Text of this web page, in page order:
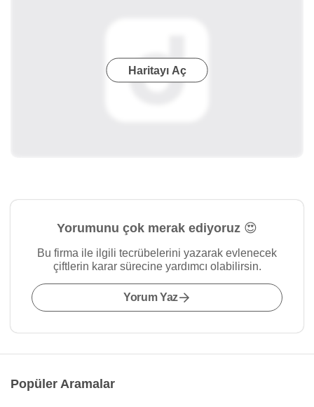
Haritayı Aç
Yorumunu çok merak ediyoruz 😍
Bu firma ile ilgili tecrübelerini yazarak evlenecek
çiftlerin karar sürecine yardımcı olabilirsin.
Yorum Yaz
Popüler Aramalar